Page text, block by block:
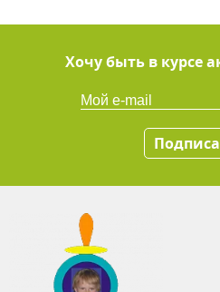
Хочу быть в курсе